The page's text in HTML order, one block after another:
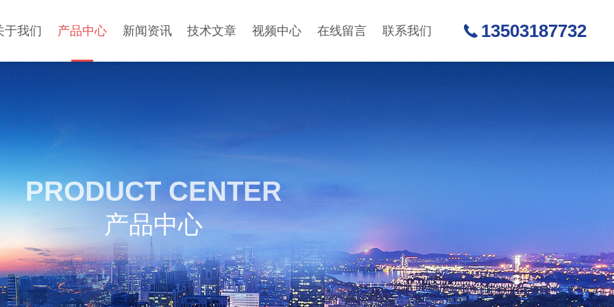
于我们 产品中心 新闻资讯 技术文章 视频中心 在线留言 联系我们 13503187732
PRODUCT CENTER
产品中心